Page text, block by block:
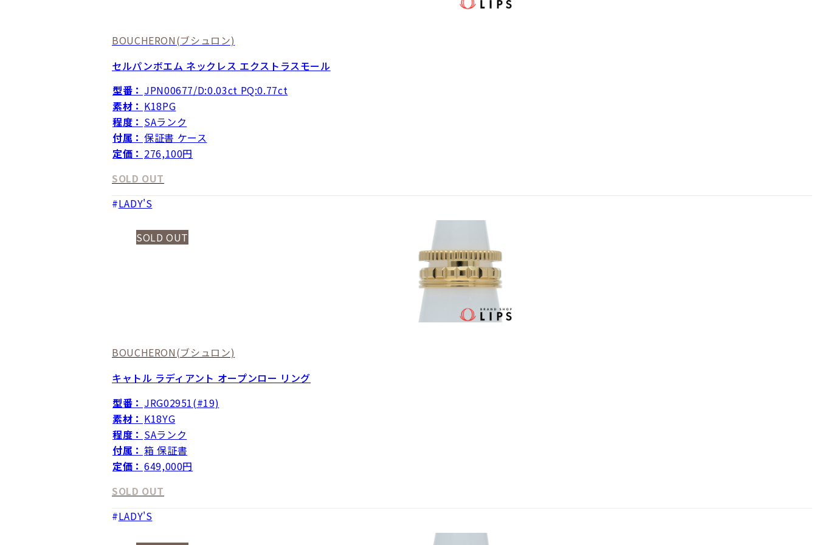
BOUCHERON(ブシュロン)
セルパンボエム ネックレス エクストラスモール
型番： JPN00677/D:0.03ct PQ:0.77ct
素材： K18PG
程度： SAランク
付属： 保証書 ケース
定価： 276,100円
SOLD OUT
LADY'S
SOLD OUT
BOUCHERON(ブシュロン)
キャトル ラディアント オープンロー リング
型番： JRG02951(#19)
素材： K18YG
程度： SAランク
付属： 箱 保証書
定価： 649,000円
SOLD OUT
LADY'S